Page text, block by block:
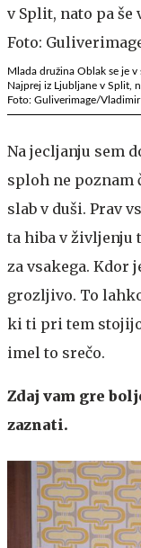
Mlada družina Oblak se je
Najprej iz Ljubljane v Split,
Foto: Guliverimage/
Na jecljanju sem
sploh ne poznam
slab v duši. Prav
ta hiba v življenju
za vsakega. Kdor
grozljivo. To
ki ti pri tem stojijo
imel to srečo.
Zdaj vam gre
zaznati.